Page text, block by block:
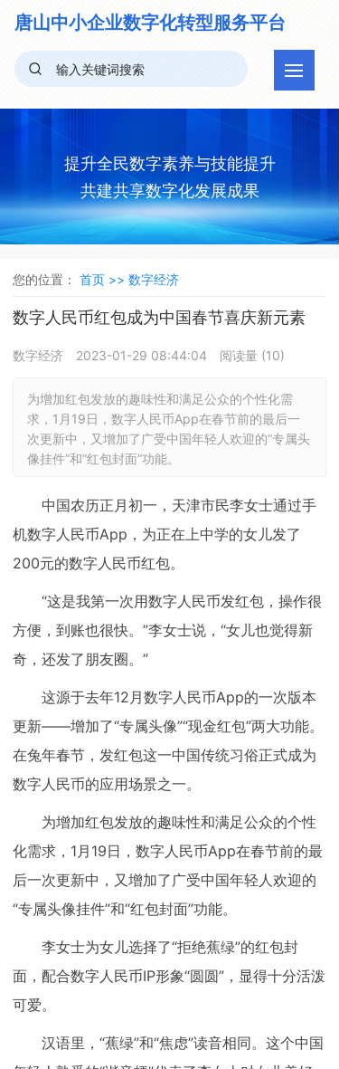
唐山中小企业数字化转型服务平台
提升全民数字素养与技能提升
共建共享数字化发展成果
您的位置： 首页 >> 数字经济
数字人民币红包成为中国春节喜庆新元素
数字经济 2023-01-29 08:44:04 阅读量 (10)
为增加红包发放的趣味性和满足公众的个性化需
求，1月19日，数字人民币App在春节前的最后一
次更新中，又增加了广受中国年轻人欢迎的“专属头
像挂件”和“红包封面”功能。
中国农历正月初一，天津市民李女士通过手
机数字人民币App，为正在上中学的女儿发了
200元的数字人民币红包。
“这是我第一次用数字人民币发红包，操作很
方便，到账也很快。”李女士说，“女儿也觉得新
奇，还发了朋友圈。”
这源于去年12月数字人民币App的一次版本
更新——增加了“专属头像”“现金红包”两大功能。
在兔年春节，发红包这一中国传统习俗正式成为
数字人民币的应用场景之一。
为增加红包发放的趣味性和满足公众的个性
化需求，1月19日，数字人民币App在春节前的最
后一次更新中，又增加了广受中国年轻人欢迎的
“专属头像挂件”和“红包封面”功能。
李女士为女儿选择了“拒绝蕉绿”的红包封
面，配合数字人民币IP形象“圆圆”，显得十分活泼
可爱。
汉语里，“蕉绿”和“焦虑”读音相同。这个中国